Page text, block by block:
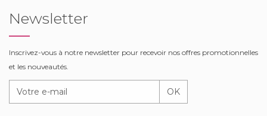
Newsletter
Inscrivez-vous à notre newsletter pour recevoir nos offres promotionnelles
et les nouveautés.
OK